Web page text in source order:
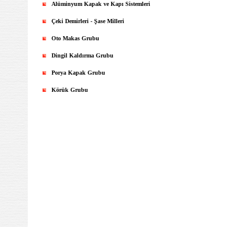
Alüminyum Kapak ve Kapı Sistemleri
Çeki Demirleri - Şase Milleri
Oto Makas Grubu
Dingil Kaldırma Grubu
Porya Kapak Grubu
Körük Grubu